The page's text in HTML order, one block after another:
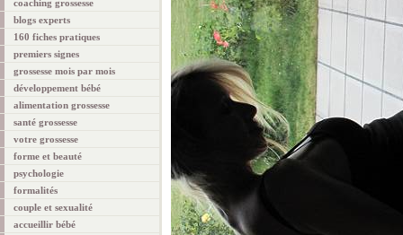
coaching grossesse
blogs experts
160 fiches pratiques
premiers signes
grossesse mois par mois
développement bébé
alimentation grossesse
santé grossesse
votre grossesse
forme et beauté
psychologie
formalités
couple et sexualité
accueillir bébé